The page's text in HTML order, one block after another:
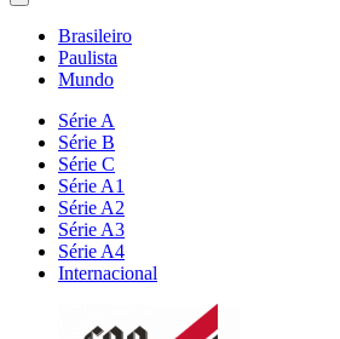
Brasileiro
Paulista
Mundo
Série A
Série B
Série C
Série A1
Série A2
Série A3
Série A4
Internacional